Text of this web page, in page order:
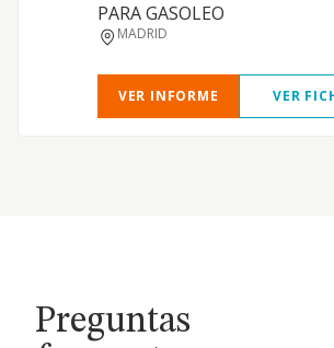
PARA GASOLEO
MADRID
VER INFORME VER
Preguntas